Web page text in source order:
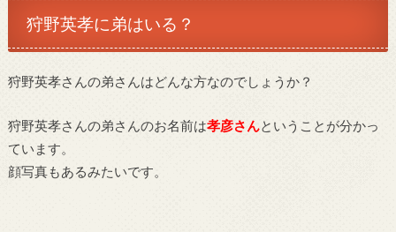
狩野英孝に弟はいる？
狩野英孝さんの弟さんはどんな方なのでしょうか？
狩野英孝さんの弟さんのお名前は孝彦さんということが分かっ
ています。
顔写真もあるみたいです。